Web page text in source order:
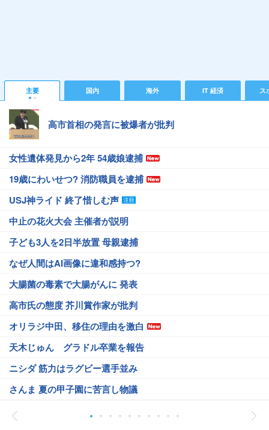
主要 国内 海外 IT 経済 ス
高市首相の発言に被爆者が批判
女性遺体発見から2年 54歳娘逮捕
19歳にわいせつ? 消防職員を逮捕
USJ神ライド 終了惜しむ声
中止の花火大会 主催者が説明
子ども3人を2日半放置 母親逮捕
なぜ人間はAI画像に違和感持つ?
大腸菌の毒素で大腸がんに 発表
高市氏の態度 芥川賞作家が批判
オリラジ中田、移住の理由を激白
天木じゅん グラドル卒業を報告
ニシダ 筋力はラグビー選手並み
さんま 夏の甲子園に苦言し物議